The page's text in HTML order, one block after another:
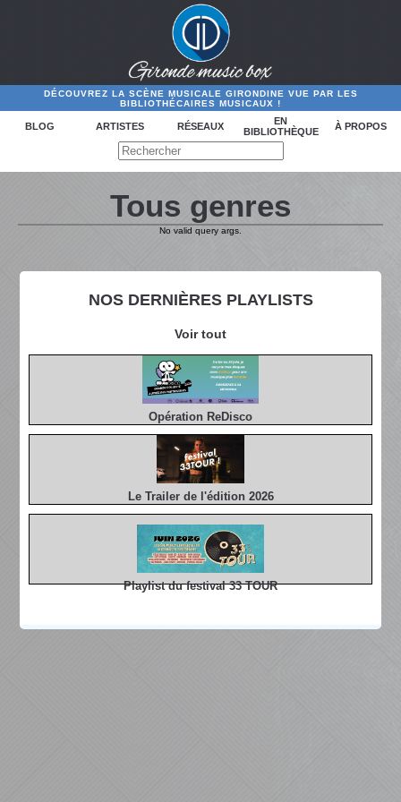
DÉCOUVREZ LA SCÈNE MUSICALE GIRONDINE VUE PAR LES
BIBLIOTHÉCAIRES MUSICAUX !
BLOG ARTISTES RÉSEAUX
EN
BIBLIOTHÈQUE
À PROPOS
NOS DERNIÈRES PLAYLISTS
Voir tout
Opération ReDisco
Le Trailer de l'édition 2026
Playlist du festival 33 TOUR
Tous genres
No valid query args.